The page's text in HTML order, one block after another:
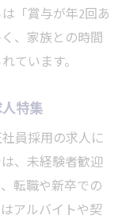
「賞与が年2回あ
、家族との時間
ています。
特集
員採用の求人に
、未経験者歓迎
転職や新卒での
アルバイトや契